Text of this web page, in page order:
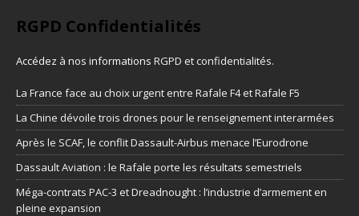
RGPD Confidentialités
Accédez à nos informations RGPD et confidentialités.
La France face au choix urgent entre Rafale F4 et Rafale F5
La Chine dévoile trois drones pour le renseignement interarmées
Après le SCAF, le conflit Dassault-Airbus menace l’Eurodrone
Dassault Aviation : le Rafale porte les résultats semestriels
Méga-contrats PAC-3 et Dreadnought : l’industrie d’armement en
pleine expansion